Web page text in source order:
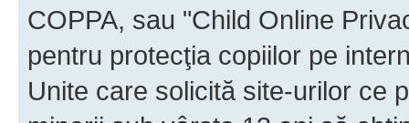
COPPA, sau "Child Online
pentru protecţia copiilor pe
Unite care solicită site-urilor ce